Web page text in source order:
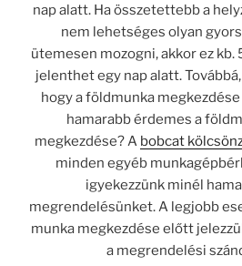
nap alatt. Ha összetettebb a
nem lehetséges olyan
ütemesen mozogni, akkor ez
jelenthet egy nap alatt.
hogy a földmunka
hamarabb érdemes a
megkezdése? A bobcat
minden egyéb
igyekezzünk minél
megrendelésünket. A legjobb
munka megkezdése előtt
a megrendelési